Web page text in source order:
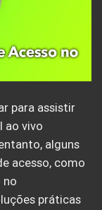
para assistir
ao vivo
alguns
acesso, como
no
práticas